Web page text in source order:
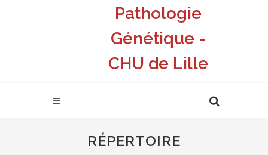
Pathologie
Génétique -
CHU de Lille
RÉPERTOIRE